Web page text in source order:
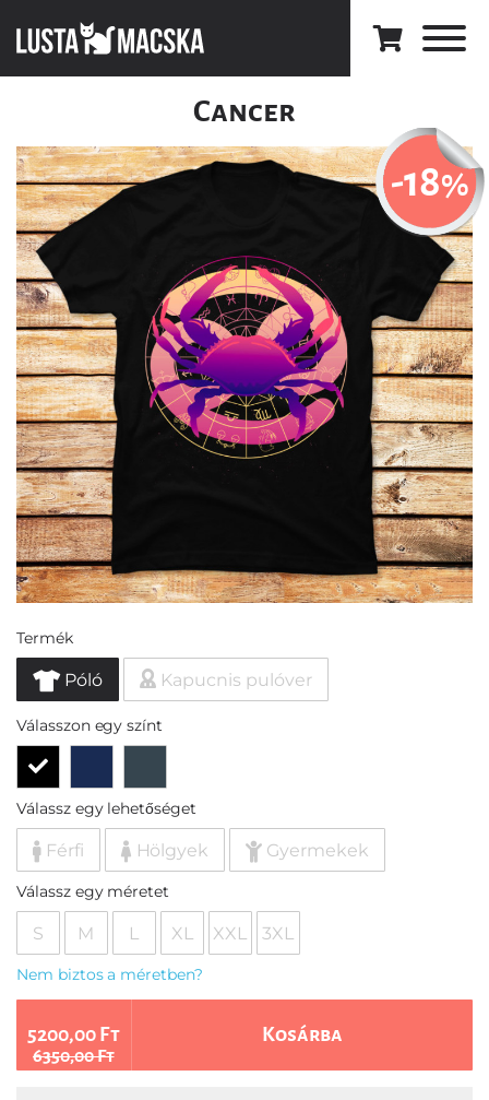
Cancer
-18%
Termék
Póló Kapucnis pulóver
Válasszon egy színt
Válassz egy lehetőséget
Férfi Hölgyek Gyermekek
Válassz egy méretet
S M L XL XXL 3XL
Nem biztos a méretben?
5200,00 Ft
6350,00 Ft
Kosárba